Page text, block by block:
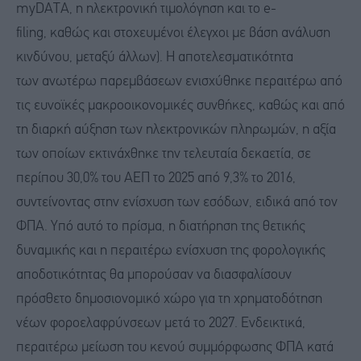
myDATA, η ηλεκτρονική τιμολόγηση και το e-
filing, καθώς και στοχευμένοι έλεγχοι με βάση ανάλυση
κινδύνου, μεταξύ άλλων). Η αποτελεσματικότητα
των ανωτέρω παρεμβάσεων ενισχύθηκε περαιτέρω από
τις ευνοϊκές μακροοικονομικές συνθήκες, καθώς και από
τη διαρκή αύξηση των ηλεκτρονικών πληρωμών, η αξία
των οποίων εκτινάχθηκε την τελευταία δεκαετία, σε
περίπου 30,0% του ΑΕΠ το 2025 από 9,3% το 2016,
συντείνοντας στην ενίσχυση των εσόδων, ειδικά από τον
ΦΠΑ. Υπό αυτό το πρίσμα, η διατήρηση της θετικής
δυναμικής και η περαιτέρω ενίσχυση της φορολογικής
αποδοτικότητας θα μπορούσαν να διασφαλίσουν
πρόσθετο δημοσιονομικό χώρο για τη χρηματοδότηση
νέων φοροελαφρύνσεων μετά το 2027. Ενδεικτικά,
περαιτέρω μείωση του κενού συμμόρφωσης ΦΠΑ κατά